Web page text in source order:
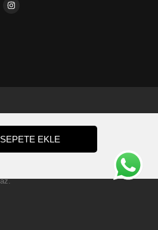
SEPETE EKLE